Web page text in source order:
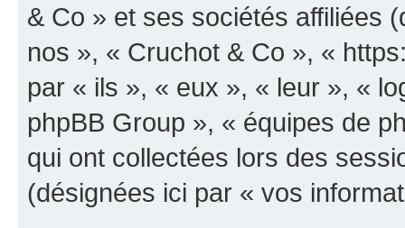
& Co » et ses sociétés affiliées
nos », « Cruchot & Co », «
par « ils », « eux », « leur », «
phpBB Group », « équipes de
qui ont collectées lors des
(désignées ici par « vos